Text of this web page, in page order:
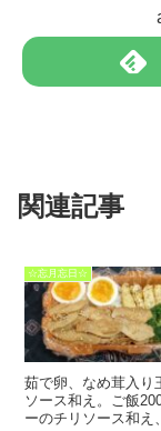
関連記事
☆忘月忘日☆
茹で卵、なめ茸入り
ソース和え。ご飯
ーのチリソース和え